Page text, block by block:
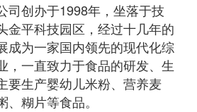
司创办于1998年，坐落于技
金平科技园区，经过十几年的
成为一家国内领先的现代化综
，一直致力于食品的研发、生
要生产婴幼儿米粉、营养麦
糊片等食品。